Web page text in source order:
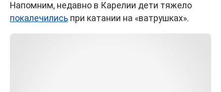
Напомним, недавно в Карелии дети тяжело
покалечилисьпри катании на «ватрушках».